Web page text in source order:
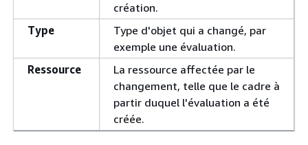
création.
Type
Type d'objet qui a changé, par
exemple une évaluation.
Ressource
La ressource affectée par le
changement, telle que le cadre à
partir duquel l'évaluation a été
créée.